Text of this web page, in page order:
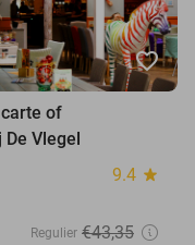
favorite_border
of
Vlegel
9.4 star
Regulier €43,35